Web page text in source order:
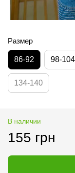
Размер
86-92 98-104
134-140
В наличии
155 грн